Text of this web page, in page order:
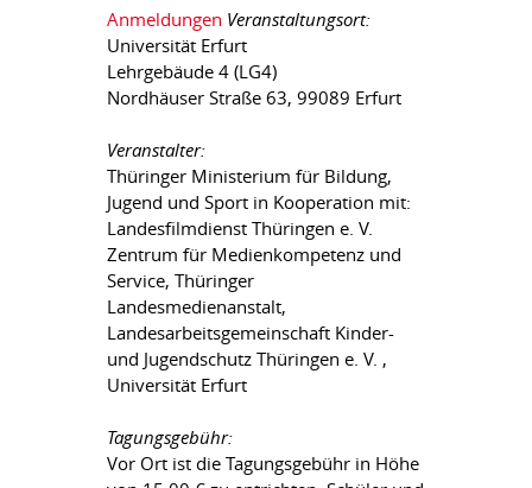
Anmeldungen Veranstaltungsort:
Universität Erfurt
Lehrgebäude 4 (LG4)
Nordhäuser Straße 63, 99089 Erfurt
Veranstalter:
Thüringer Ministerium für Bildung,
Jugend und Sport in Kooperation mit:
Landesfilmdienst Thüringen e. V.
Zentrum für Medienkompetenz und
Service, Thüringer
Landesmedienanstalt,
Landesarbeitsgemeinschaft Kinder-
und Jugendschutz Thüringen e. V. ,
Universität Erfurt
Tagungsgebühr:
Vor Ort ist die Tagungsgebühr in Höhe